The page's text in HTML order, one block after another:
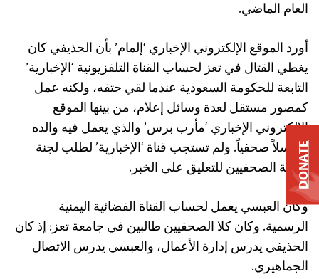
العام الماضي.
أورد الموقع الإلكتروني الإخباري ‘إلمام’ بأن الحذيفي كان
يغطي القتال في تعز لحساب القناة التلفزيونية ‘الإخبارية’
التابعة للحكومة السعودية عندما لقي حتفه، ولكنه عمل
كمصور مستقل لعدة وسائل إعلام، من بينها الموقع
الإلكتروني الإخباري ‘مأرب برس’ والذي يعمل فيه والده
مراسلاً صحفياً. ولم تستجب قناة ‘الإخبارية’ لطلب لجنة
حماية الصحفيين للتعليق على الخبر.
وكان العبسي يعمل لحساب القناة الفضائية اليمنية
الرسمية. وكان كلا الصحفيين طالبين في جامعة تعز: إذ كان
الحذيفي يدرس إدارة الأعمال، والعبسي يدرس الاتصال
الجماهيري.
DONATE